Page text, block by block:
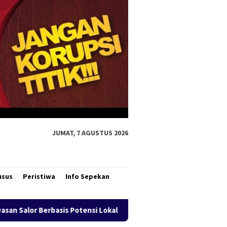
JUMAT, 7 AGUSTUS 2026
Peristiwa Info Sepekan
Bank Mandiri Region XII Hadirkan Livin’ Berbagi